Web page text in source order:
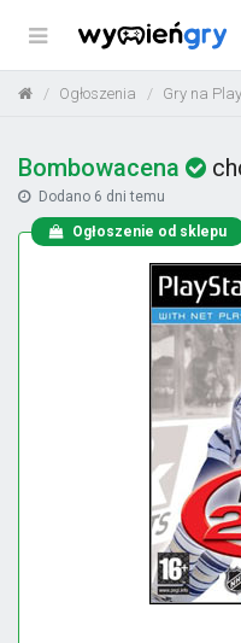
Menu
Ogłoszenia Gry na
Bombowacena
Dodano 6 dni temu
Ogłoszenie od sklepu